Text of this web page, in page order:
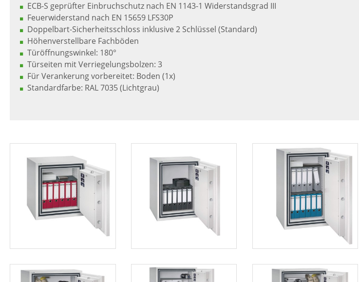
ECB-S geprüfter Einbruchschutz nach EN 1143-1 Widerstandsgrad III
Feuerwiderstand nach EN 15659 LFS30P
Doppelbart-Sicherheitsschloss inklusive 2 Schlüssel (Standard)
Höhenverstellbare Fachböden
Türöffnungswinkel: 180°
Türseiten mit Verriegelungsbolzen: 3
Für Verankerung vorbereitet: Boden (1x)
Standardfarbe: RAL 7035 (Lichtgrau)